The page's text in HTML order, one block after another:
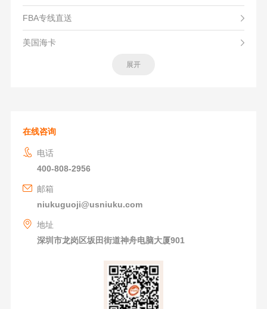
FBA专线直送
美国海卡
展开
在线咨询
电话
400-808-2956
邮箱
niukuguoji@usniuku.com
地址
深圳市龙岗区坂田街道神舟电脑大厦901